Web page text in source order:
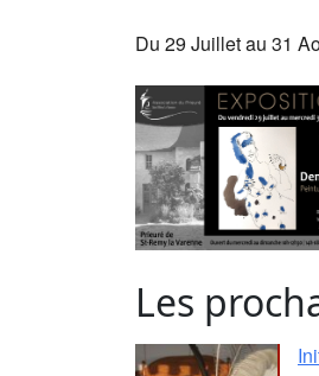
Du 29 Juillet au 31
Les